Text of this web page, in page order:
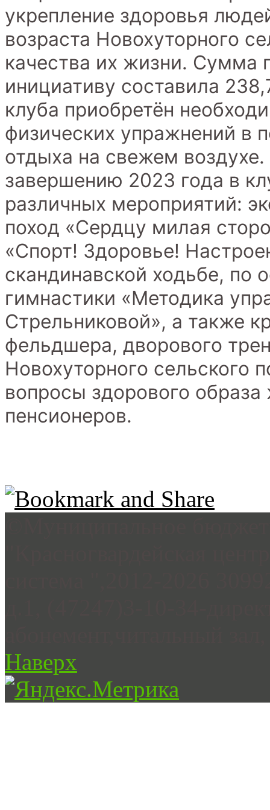
укрепление здоровья
возраста Новохуторного
качества их жизни. Сумма
инициативу составила
клуба приобретён
физических упражнений в
отдыха на свежем
завершению 2023 года в
различных мероприятий:
поход «Сердцу милая
«Спорт! Здоровье!
скандинавской ходьбе, по
гимнастики «Методика
Стрельниковой», а также
фельдшера, дворового
Новохуторного сельского
вопросы здорового
пенсионеров.
Наверх